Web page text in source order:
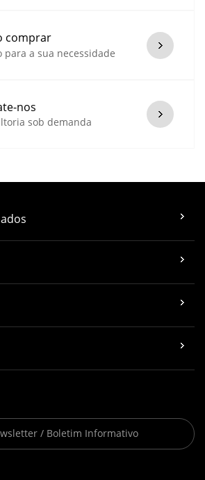
comprar
para a sua necessidade
nos
sob demanda
/ Boletim Informativo